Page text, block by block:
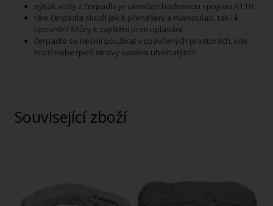
výtlak vody z čerpadla je ukončen hadicovou spojkou A110
rám čerpadla slouží jak k přenášení a manipulaci, tak i k
upevnění šňůry k zajištění proti uplavání
čerpadlo se nesmí používat v uzavřených prostorách, kde
hrozí nebezpečí otravy oxidem uhelnatým!!!
Související zboží